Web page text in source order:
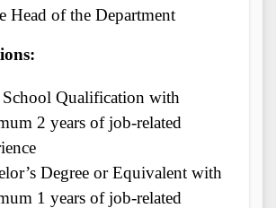
Head of the Department
Qualification with
2 years of job-related
Degree or Equivalent with
1 years of job-related